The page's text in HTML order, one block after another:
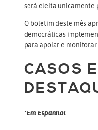
será eleita unicamente
O boletim deste mês
democráticas
para apoiar e
CASOS
*Em Espanhol